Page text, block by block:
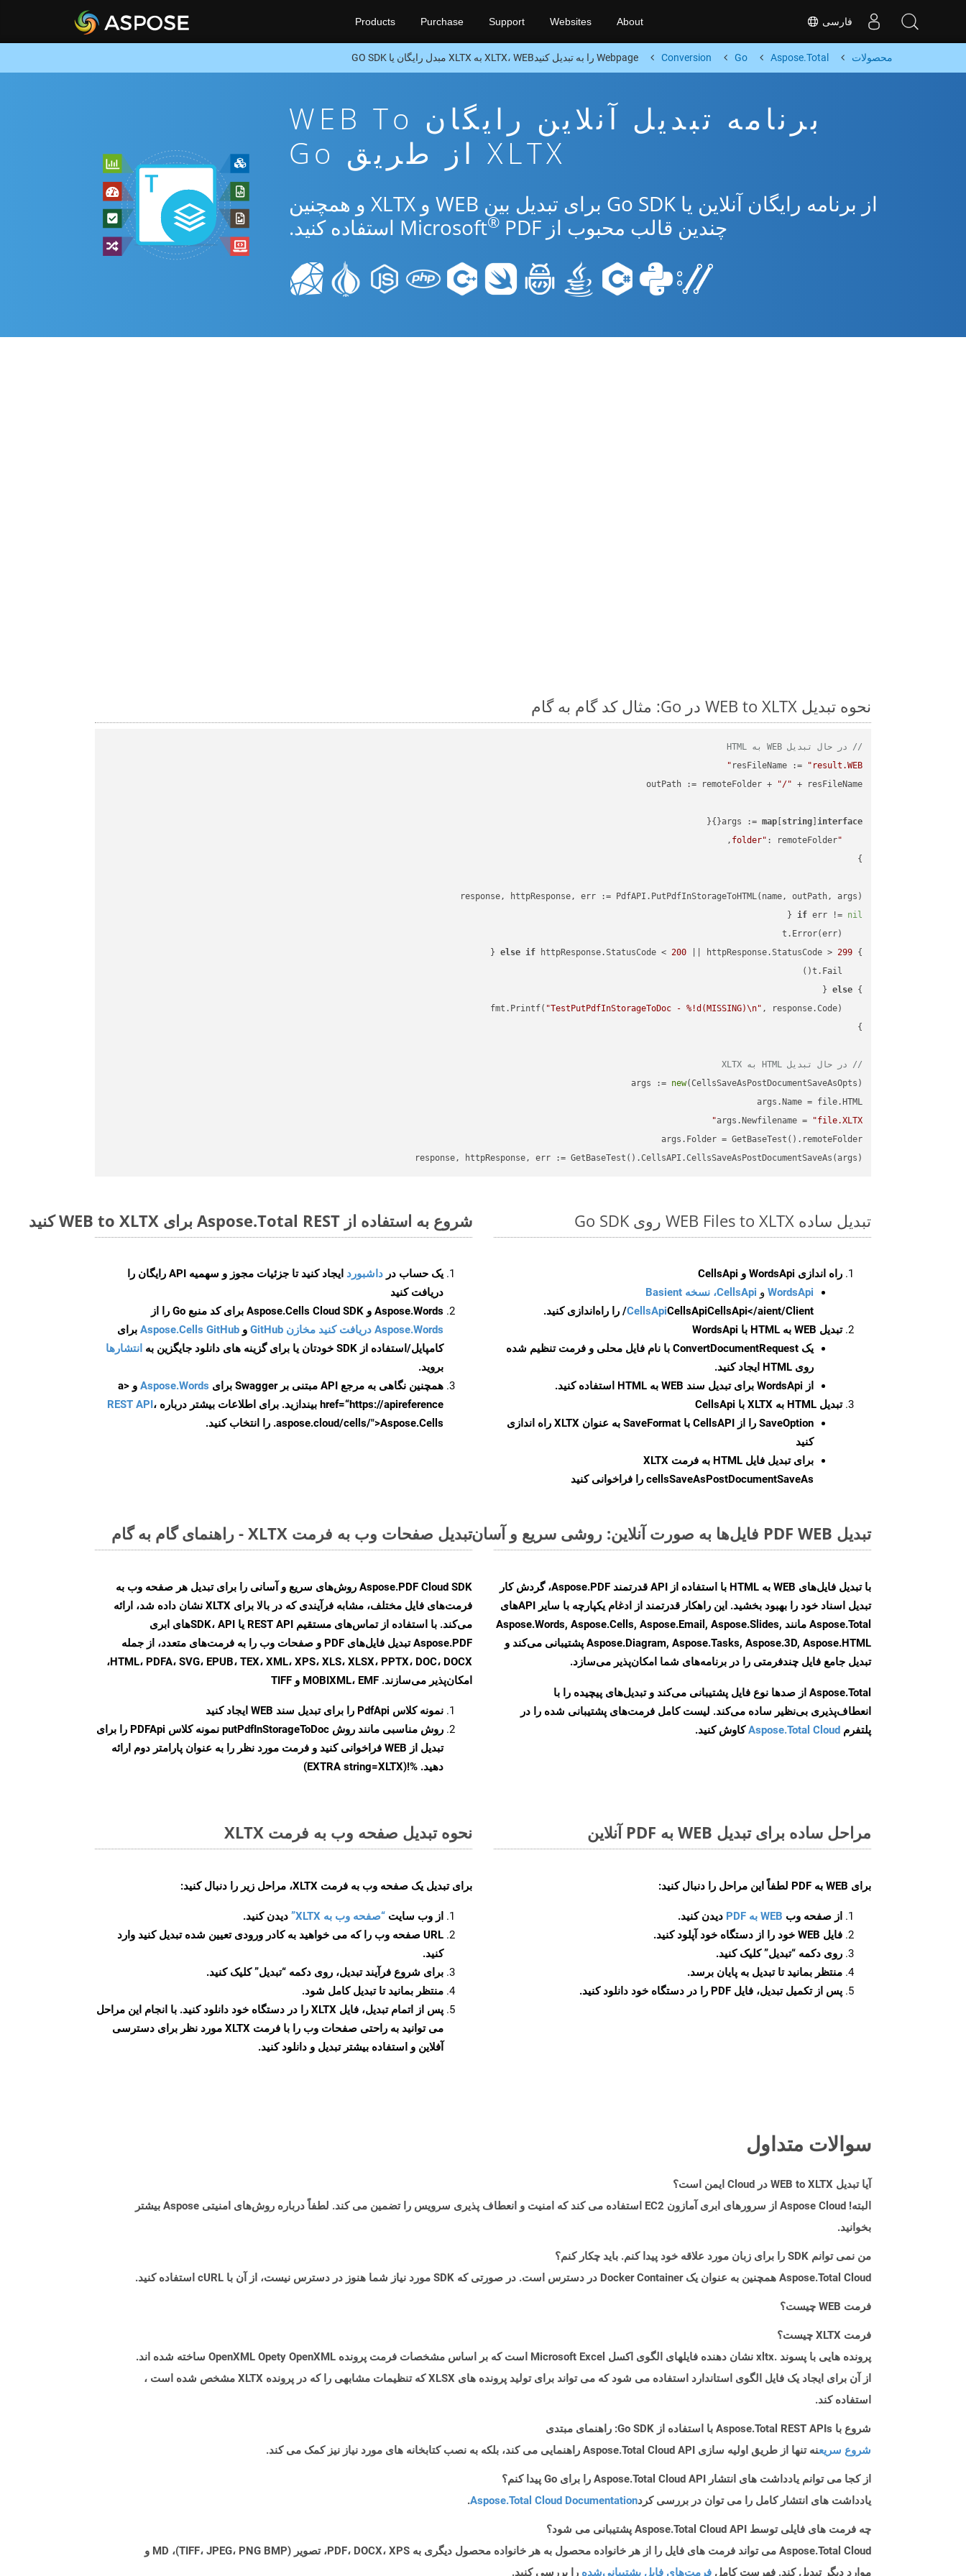
فارسی Products Purchase Support Websites About
محصولات Aspose.Total
Go
Conversion Webpage را به تبدیل کنیدXLTX، WEB به XLTX مبدل رایگان یا GO SDK
برنامه تبدیل آنلاین رایگان WEB To
XLTX از طریق Go
از برنامه رایگان آنلاین یا Go SDK برای تبدیل بین WEB و XLTX و همچنین
چندین قالب محبوب از Microsoft
® PDF استفاده کنید.
نحوه تبدیل WEB to XLTX در Go: مثال کد گام به گام
// در حال تبدیل WEB به HTML
resFileName :=
"result.WEB"
outPath := remoteFolder +
"/"
args := map[ string] interface
"folder"
response, httpResponse, err := PdfAPI.PutPdfInStorageToHTML(name, outPath, args)
if err != nil
}
else if httpResponse.StatusCode < 200 || httpResponse.StatusCode > 299
}
else
"TestPutPdfInStorageToDoc - %!d(MISSING)\n"
// در حال تبدیل HTML به XLTX
args := new
args.Newfilename =
"file.XLTX"
response, httpResponse, err := GetBaseTest().CellsAPI.CellsSaveAsPostDocumentSaveAs(args)
تبدیل ساده WEB Files to XLTX روی Go SDK
راه اندازی WordsApi و CellsApi
WordsApi و CellsApi، نسخه Basient
CellsApiCellsApiCellsApi</aient/Client/ را راه‌اندازی کنید.
تبدیل WEB به HTML با WordsApi
یک ConvertDocumentRequest با نام فایل محلی و فرمت تنظیم شده
روی HTML ایجاد کنید.
از WordsApi برای تبدیل سند WEB به HTML استفاده کنید.
تبدیل HTML به XLTX با CellsApi
SaveOption
را از CellsAPI با SaveFormat به عنوان XLTX راه اندازی
کنید
برای تبدیل فایل HTML به فرمت
XLTX
cellsSaveAsPostDocumentSaveAs را فراخوانی کنید
شروع به استفاده از Aspose.Total REST برای WEB to XLTX کنید
یک حساب در داشبورد
ایجاد کنید تا جزئیات مجوز و سهمیه API رایگان را
دریافت کنید
Aspose.Words و Aspose.Cells Cloud SDK برای کد منبع Go را از
Aspose.Words دریافت کنید مخازن GitHub
و Aspose.Cells GitHub برای
کامپایل/استفاده از SDK خودتان یا برای گزینه های دانلود جایگزین به
انتشارها
بروید.
همچنین نگاهی به مرجع API مبتنی بر Swagger برای
Aspose.Words
و <a
href=“https://apireference بیندازید. برای اطلاعات بیشتر درباره
REST API،
.aspose.cloud/cells/">Aspose.Cells را انتخاب کنید.
تبدیل PDF WEB فایل‌ها به صورت آنلاین: روشی سریع و آسان
با تبدیل فایل‌های WEB به HTML با استفاده از API قدرتمند Aspose.PDF، گردش کار
تبدیل اسناد خود را بهبود بخشید. این راهکار قدرتمند از ادغام یکپارچه با سایر APIهای
Aspose.Total مانند Aspose.Words, Aspose.Cells, Aspose.Email, Aspose.Slides,
Aspose.Diagram, Aspose.Tasks, Aspose.3D, Aspose.HTML پشتیبانی می‌کند و
تبدیل جامع فایل چندفرمتی را در برنامه‌های شما امکان‌پذیر می‌سازد.
Aspose.Total از صدها نوع فایل پشتیبانی می‌کند و تبدیل‌های پیچیده را با
انعطاف‌پذیری بی‌نظیر ساده می‌کند. لیست کامل فرمت‌های پشتیبانی شده را در
پلتفرم Aspose.Total Cloudکاوش کنید.
تبدیل صفحات وب به فرمت XLTX - راهنمای گام به گام
Aspose.PDF Cloud SDK روش‌های سریع و آسانی را برای تبدیل هر صفحه وب به
فرمت‌های فایل مختلف، مشابه فرآیندی که در بالا برای XLTX نشان داده شد، ارائه
می‌کند. با استفاده از تماس‌های مستقیم REST API یا SDK، API‌های ابری
Aspose.PDF تبدیل فایل‌های PDF و صفحات وب را به فرمت‌های متعدد، از جمله
HTML، PDFA، SVG، EPUB، TEX، XML، XPS، XLS، XLSX، PPTX، DOC، DOCX،
امکان‌پذیر می‌سازند. MOBIXML، EMF و TIFF
نمونه کلاس PdfApi را برای تبدیل سند WEB ایجاد کنید
روش مناسبی مانند روش putPdfInStorageToDoc
نمونه کلاس PDFApi را برای
تبدیل از WEB فراخوانی کنید و فرمت مورد نظر را به عنوان پارامتر دوم ارائه
دهید. %!(EXTRA string=XLTX)
مراحل ساده برای تبدیل WEB به PDF آنلاین
برای WEB به PDF لطفاً این مراحل را دنبال کنید:
از صفحه وب WEB به PDF
دیدن کنید.
فایل WEB خود را از دستگاه خود آپلود کنید.
روی دکمه “تبدیل”کلیک کنید.
منتظر بمانید تا تبدیل به پایان برسد.
پس از تکمیل تبدیل، فایل PDF را در دستگاه خود دانلود کنید.
نحوه تبدیل صفحه وب به فرمت XLTX
برای تبدیل یک صفحه وب به فرمت XLTX، مراحل زیر را دنبال کنید:
از وب سایت “صفحه وب به XLTX”
دیدن کنید.
URL صفحه وب را که می خواهید به کادر ورودی تعیین شده تبدیل کنید وارد
کنید.
برای شروع فرآیند تبدیل، روی دکمه “تبدیل” کلیک کنید.
منتظر بمانید تا تبدیل کامل شود.
پس از اتمام تبدیل، فایل XLTX را در دستگاه خود دانلود کنید. با انجام این مراحل
می توانید به راحتی صفحات وب را با فرمت XLTX مورد نظر برای دسترسی
آفلاین و استفاده بیشتر تبدیل و دانلود کنید.
سوالات متداول
آیا تبدیل WEB to XLTX در Cloud ایمن است؟
البته! Aspose Cloud از سرورهای ابری آمازون EC2 استفاده می کند که امنیت و انعطاف پذیری سرویس را تضمین می کند. لطفاً درباره روش‌های امنیتی Aspose بیشتر
بخوانید.
من نمی توانم SDK را برای زبان مورد علاقه خود پیدا کنم. باید چکار کنم؟
Aspose.Total Cloud همچنین به عنوان یک Docker Container در دسترس است. در صورتی که SDK مورد نیاز شما هنوز در دسترس نیست، از آن با cURL استفاده کنید.
فرمت WEB چیست؟
فرمت XLTX چیست؟
پرونده هایی با پسوند .xltx نشان دهنده فایلهای الگوی اکسل Microsoft Excel است که بر اساس مشخصات فرمت پرونده OpenXML Opety OpenXML ساخته شده اند.
از آن برای ایجاد یک فایل الگوی استاندارد استفاده می شود که می تواند برای تولید پرونده های XLSX که تنظیمات مشابهی را که در پرونده XLTX مشخص شده است ،
استفاده کند.
شروع با Aspose.Total REST APIs با استفاده از Go SDK: راهنمای مبتدی
شروع سریعنه تنها از طریق اولیه سازی Aspose.Total Cloud API راهنمایی می کند، بلکه به نصب کتابخانه های مورد نیاز نیز کمک می کند.
از کجا می توانم یادداشت های انتشار Aspose.Total Cloud API را برای Go پیدا کنم؟
یادداشت های انتشار کامل را می توان در بررسی کردAspose.Total Cloud Documentation
.
چه فرمت های فایلی توسط Aspose.Total Cloud API پشتیبانی می شود؟
Aspose.Total Cloud می تواند فرمت های فایل را از هر خانواده محصول به هر خانواده محصول دیگری به PDF، DOCX، XPS، تصویر (TIFF، JPEG، PNG BMP)، MD و
موارد دیگر تبدیل کند. فهرست کامل فرمت‌های فایل پشتیبانی‌شده را بررسی کنید.